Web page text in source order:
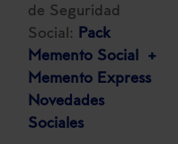
de Seguridad
Social: Pack
Memento Social +
Memento Express
Novedades
Sociales